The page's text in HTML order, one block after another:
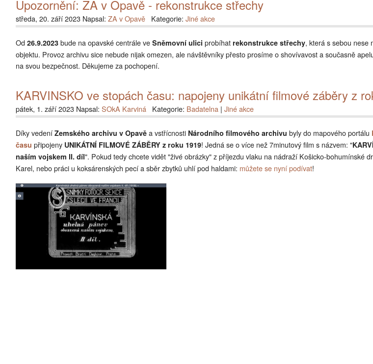
Projekt stará KARVINNÁ
Publikace o Karvinsku
Upozornění: ZA v Opavě - rekonstrukce střechy
středa, 20. září 2023 Napsal: ZA v Opavě Kategorie: Jiné akce
Od 26.9.2023 bude na opavské centrále ve Sněmovní ulici probíhat rekonstrukce střechy, která s sebou nese
objektu. Provoz archivu sice nebude nijak omezen, ale návštěvníky přesto prosíme o shovívavost a současně
na svou bezpečnost. Děkujeme za pochopení.
KARVINSKO ve stopách času: napojeny unikátní filmové záběry z
pátek, 1. září 2023 Napsal: SOkA Karviná Kategorie: Badatelna | Jiné akce
Díky vedení Zemského archivu v Opavě a vstřícnosti Národního filmového archivu byly do mapového portálu
času připojeny UNIKÁTNÍ FILMOVÉ ZÁBĚRY z roku 1919! Jedná se o více než 7minutový film s názvem: "
naším vojskem II. díl". Pokud tedy chcete vidět "živé obrázky" z příjezdu vlaku na nádraží Košicko-bohumínské
Karel, nebo práci u koksárenských pecí a sběr zbytků uhlí pod haldami: můžete se nyní podívat!